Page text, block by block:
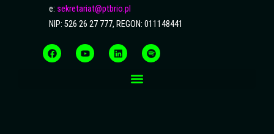
e: sekretariat@ptbrio.pl
NIP: 526 26 27 777, REGON: 011148441
a
c
e
o
u
t
i
n
k
p
o
t